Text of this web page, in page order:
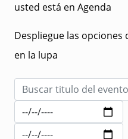
usted está en Agenda
Despliegue las opciones
en la lupa